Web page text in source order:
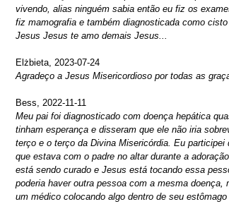
vivendo, alias ninguém sabia então eu fiz os
fiz mamografia e também diagnosticada como
Jesus Jesus te amo demais Jesus...
Elżbieta, 2023-07-24
Agradeço a Jesus Misericordioso por todas as
Bess, 2022-11-11
Meu pai foi diagnosticado com doença hepática
tinham esperança e disseram que ele não iria
terço e o terço da Divina Misericórdia. Eu
que estava com o padre no altar durante a
está sendo curado e Jesus está tocando essa
poderia haver outra pessoa com a mesma
um médico colocando algo dentro de seu